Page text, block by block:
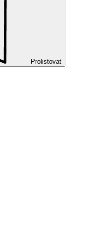
Prolistovat